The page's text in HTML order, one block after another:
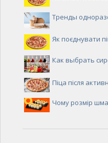
Тренды
Як поєднувати
Как выбрать
Піца після
Чому розмір